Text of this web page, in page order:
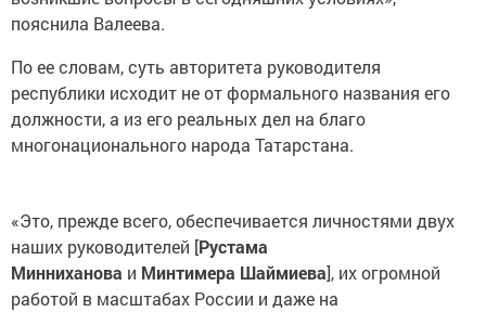
пояснила Валеева.
По ее словам, суть авторитета руководителя
республики исходит не от формального названия его
должности, а из его реальных дел на благо
многонационального народа Татарстана.
«Это, прежде всего, обеспечивается личностями двух
наших руководителей [Рустама
Минниханова и Минтимера Шаймиева], их огромной
работой в масштабах России и даже на